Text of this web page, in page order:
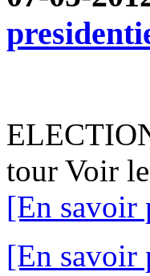
tour Voir
[En savoir
[En savoir